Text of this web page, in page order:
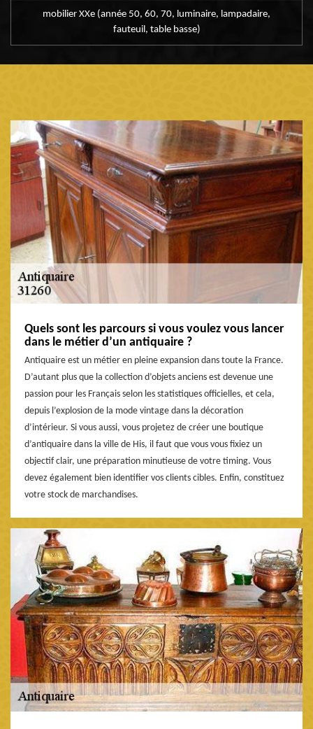
mobilier XXe (année 50, 60, 70, luminaire, lampadaire,
fauteuil, table basse)
Quels sont les parcours si vous voulez vous lancer
dans le métier d’un antiquaire ?
Antiquaire est un métier en pleine expansion dans toute la France.
D’autant plus que la collection d’objets anciens est devenue une
passion pour les Français selon les statistiques officielles, et cela,
depuis l’explosion de la mode vintage dans la décoration
d’intérieur. Si vous aussi, vous projetez de créer une boutique
d’antiquaire dans la ville de His, il faut que vous vous fixiez un
objectif clair, une préparation minutieuse de votre timing. Vous
devez également bien identifier vos clients cibles. Enfin, constituez
votre stock de marchandises.